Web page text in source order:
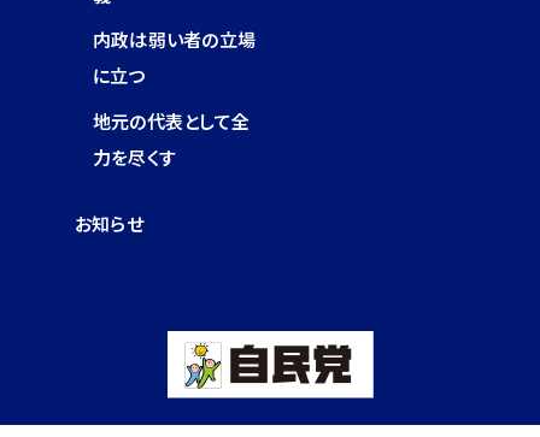
内政は弱い者の立場
に立つ
地元の代表として全
力を尽くす
お知らせ